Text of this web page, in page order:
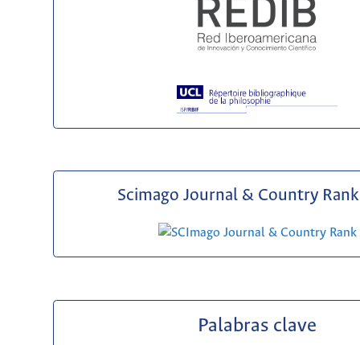
Scimago Journal & Country Rank
Palabras clave